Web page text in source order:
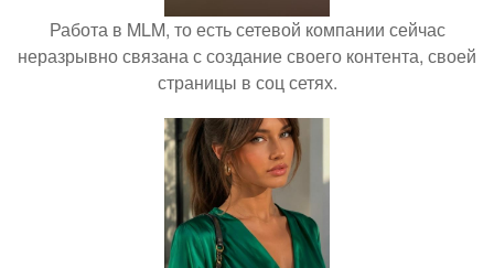
Работа в MLM, то есть сетевой компании сейчас
неразрывно связана с создание своего контента, своей
страницы в соц сетях.